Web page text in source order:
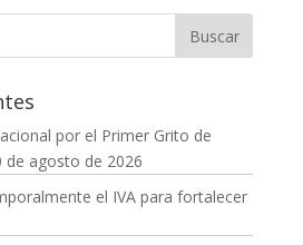
por el Primer Grito de
de agosto de 2026
el IVA para fortalecer